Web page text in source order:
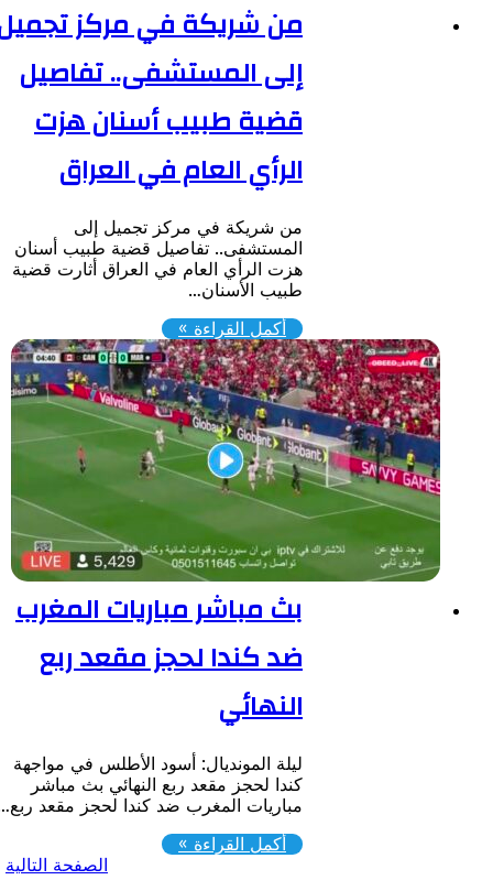
من شريكة في مركز تجميل
إلى المستشفى.. تفاصيل
قضية طبيب أسنان هزت
الرأي العام في العراق
من شريكة في مركز تجميل إلى
المستشفى.. تفاصيل قضية طبيب أسنان
هزت الرأي العام في العراق أثارت قضية
طبيب الأسنان…
أكمل القراءة »
بث مباشر مباريات المغرب
ضد كندا لحجز مقعد ربع
النهائي
ليلة المونديال: أسود الأطلس في مواجهة
كندا لحجز مقعد ربع النهائي بث مباشر
مباريات المغرب ضد كندا لحجز مقعد ربع…
أكمل القراءة »
الصفحة التالية